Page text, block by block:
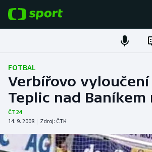
Fotbal
Hokej
Tenis
Atletika
FOTBAL
Verbířovo
Teplic nad Baníkem
ČT24
14. 9. 2008 | Zdroj: ČTK